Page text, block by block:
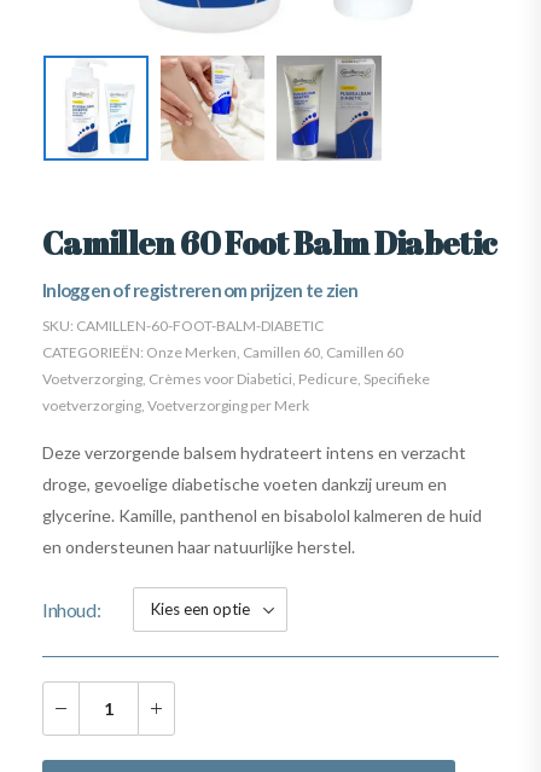
Camillen 60 Foot Balm Diabetic
Inloggen of registreren om prijzen te zien
SKU: CAMILLEN-60-FOOT-BALM-DIABETIC
CATEGORIEËN: Onze Merken Camillen 60 Camillen 60
Voetverzorging Crèmes voor Diabetici Pedicure Specifieke
voetverzorging Voetverzorging per Merk
Deze verzorgende balsem hydrateert intens en verzacht
droge, gevoelige diabetische voeten dankzij ureum en
glycerine. Kamille, panthenol en bisabolol kalmeren de huid
en ondersteunen haar natuurlijke herstel.
Inhoud